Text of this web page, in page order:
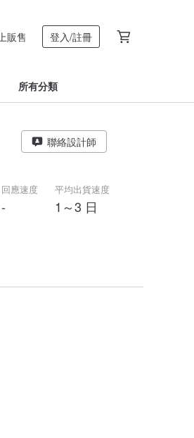
販售 登入/註冊
所有分類
聯絡設計師
回應速度
-
平均出貨速度
1～3 日